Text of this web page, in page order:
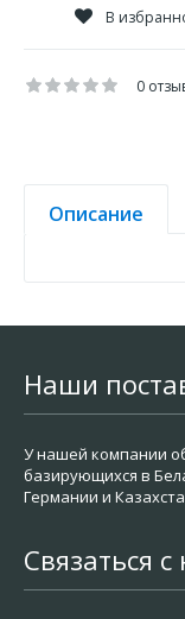
В
0
Описание
Наши
У нашей компании
базирующихся в
Германии и
Связаться